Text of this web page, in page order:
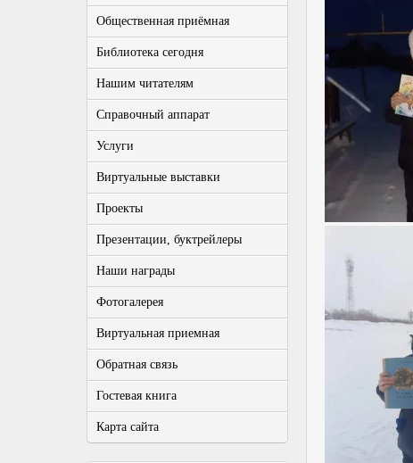
Общественная приёмная
Библиотека сегодня
Нашим читателям
Справочный аппарат
Услуги
Виртуальные выставки
Проекты
Презентации, буктрейлеры
Наши награды
Фотогалерея
Виртуальная приемная
Обратная связь
Гостевая книга
Карта сайта